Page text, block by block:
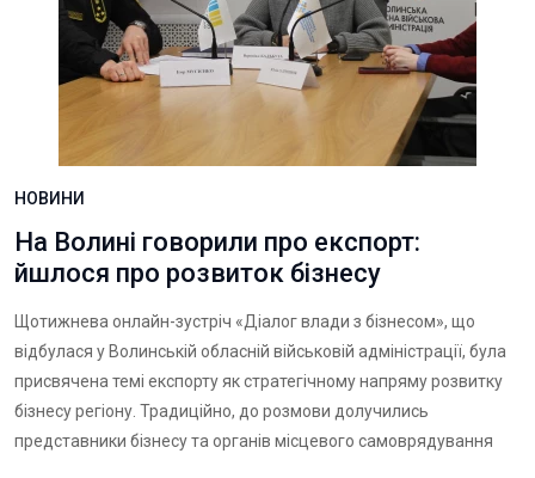
НОВИНИ
На Волині говорили про експорт:
йшлося про розвиток бізнесу
Щотижнева онлайн-зустріч «Діалог влади з бізнесом», що
відбулася у Волинській обласній військовій адміністрації, була
присвячена темі експорту як стратегічному напряму розвитку
бізнесу регіону. Традиційно, до розмови долучились
представники бізнесу та органів місцевого самоврядування